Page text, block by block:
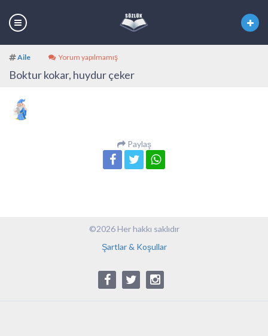
Aile Yorum yapılmamış
Boktur kokar, huydur çeker
Paylaş
©2026 Her hakkı saklıdır
Şartlar & Koşullar